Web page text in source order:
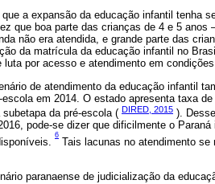
que a expansão da educação infantil tenha
que boa parte das crianças de 4 e 5 anos
não era atendida, e grande parte das
da matrícula da educação infantil no
luta por acesso e atendimento em
de atendimento da educação infantil
em 2014. O estado apresenta taxa
da pré-escola ( DIRED, 2015 ).
pode-se dizer que dificilmente o
6
Tais lacunas no atendimento
paranaense de judicialização da